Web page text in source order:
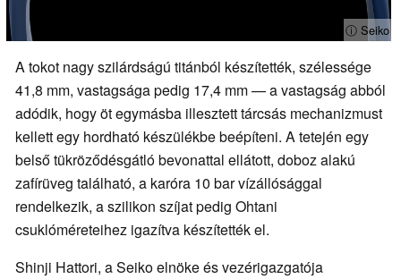
ⓘ Seiko
A tokot nagy szilárdságú titánból készítették, szélessége
41,8 mm, vastagsága pedig 17,4 mm — a vastagság abból
adódik, hogy öt egymásba illesztett tárcsás mechanizmust
kellett egy hordható készülékbe beépíteni. A tetején egy
belső tükröződésgátló bevonattal ellátott, doboz alakú
zafírüveg található, a karóra 10 bar vízállósággal
rendelkezik, a szilikon szíjat pedig Ohtani
csuklóméreteihez igazítva készítették el.
Shinji Hattori, a Seiko elnöke és vezérigazgatója